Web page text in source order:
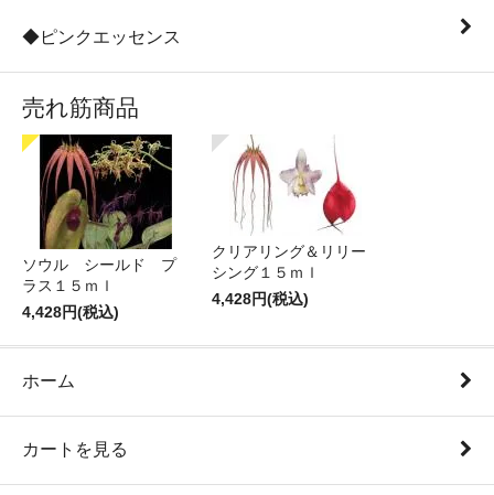
◆ピンクエッセンス
売れ筋商品
ソウル シールド プ
ラス１５ｍｌ
4,428円(税込)
クリアリング＆リリー
シング１５ｍｌ
4,428円(税込)
ホーム
カートを見る